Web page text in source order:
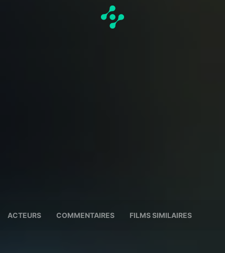
ACTEURS COMMENTAIRES FILMS SIMILAIRES